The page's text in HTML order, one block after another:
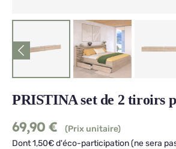
PRISTINA set de 2 tiroirs
69,90 €
(Prix unitaire)
Dont 1,50€ d'éco-participation (ne sera